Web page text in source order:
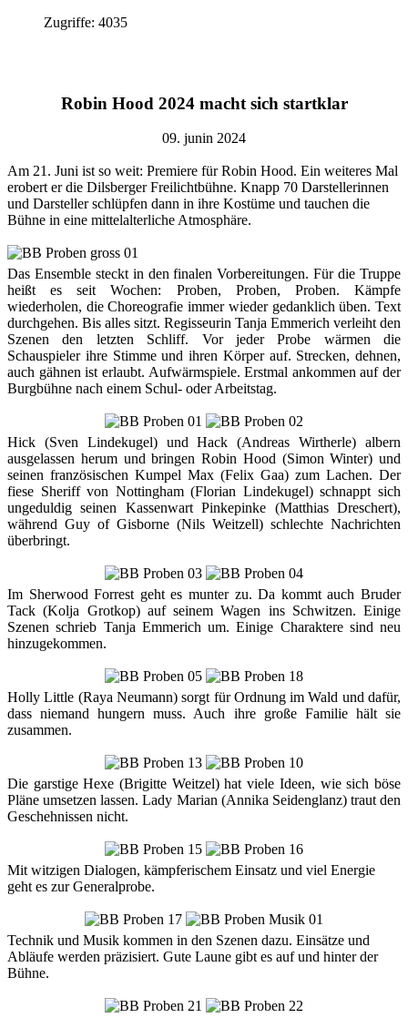
Zugriffe: 4035
Robin Hood 2024 macht sich startklar
09. junin 2024
Am 21. Juni ist so weit: Premiere für Robin Hood. Ein weiteres Mal
erobert er die Dilsberger Freilichtbühne. Knapp 70 Darstellerinnen
und Darsteller schlüpfen dann in ihre Kostüme und tauchen die
Bühne in eine mittelalterliche Atmosphäre.
Das Ensemble steckt in den finalen Vorbereitungen. Für die Truppe
heißt es seit Wochen: Proben, Proben, Proben. Kämpfe
wiederholen, die Choreografie immer wieder gedanklich üben. Text
durchgehen. Bis alles sitzt. Regisseurin Tanja Emmerich verleiht den
Szenen den letzten Schliff. Vor jeder Probe wärmen die
Schauspieler ihre Stimme und ihren Körper auf. Strecken, dehnen,
auch gähnen ist erlaubt. Aufwärmspiele. Erstmal ankommen auf der
Burgbühne nach einem Schul- oder Arbeitstag.
Hick (Sven Lindekugel) und Hack (Andreas Wirtherle) albern
ausgelassen herum und bringen Robin Hood (Simon Winter) und
seinen französischen Kumpel Max (Felix Gaa) zum Lachen. Der
fiese Sheriff von Nottingham (Florian Lindekugel) schnappt sich
ungeduldig seinen Kassenwart Pinkepinke (Matthias Dreschert),
während Guy of Gisborne (Nils Weitzell) schlechte Nachrichten
überbringt.
Im Sherwood Forrest geht es munter zu. Da kommt auch Bruder
Tack (Kolja Grotkop) auf seinem Wagen ins Schwitzen. Einige
Szenen schrieb Tanja Emmerich um. Einige Charaktere sind neu
hinzugekommen.
Holly Little (Raya Neumann) sorgt für Ordnung im Wald und dafür,
dass niemand hungern muss. Auch ihre große Familie hält sie
zusammen.
Die garstige Hexe (Brigitte Weitzel) hat viele Ideen, wie sich böse
Pläne umsetzen lassen. Lady Marian (Annika Seidenglanz) traut den
Geschehnissen nicht.
Mit witzigen Dialogen, kämpferischem Einsatz und viel Energie
geht es zur Generalprobe.
Technik und Musik kommen in den Szenen dazu. Einsätze und
Abläufe werden präzisiert. Gute Laune gibt es auf und hinter der
Bühne.